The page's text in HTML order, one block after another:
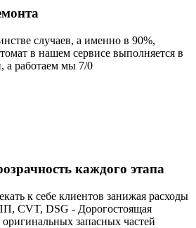
случаев, а именно в 90%,
в нашем сервисе выполняется в
а работаем мы 7/0
каждого этапа
к себе клиентов занижая расходы
CVT, DSG - Дорогостоящая
запасных частей